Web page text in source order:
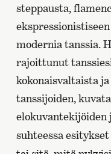
steppausta,
modernia tanssia.
rajoittunut
kokonaisvaltaista
tanssijoiden,
elokuvantekijöiden
suhteessa